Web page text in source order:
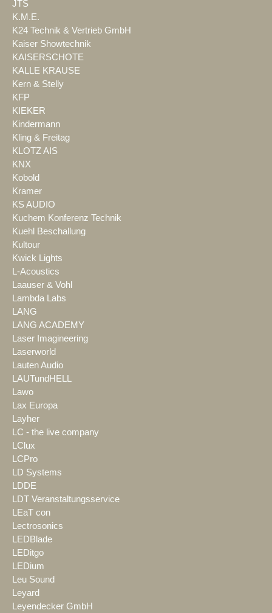
JTS
K.M.E.
K24 Technik & Vertrieb GmbH
Kaiser Showtechnik
KAISERSCHOTE
KALLE KRAUSE
Kern & Stelly
KFP
KIEKER
Kindermann
Kling & Freitag
KLOTZ AIS
KNX
Kobold
Kramer
KS AUDIO
Kuchem Konferenz Technik
Kuehl Beschallung
Kultour
Kwick Lights
L-Acoustics
Laauser & Vohl
Lambda Labs
LANG
LANG ACADEMY
Laser Imagineering
Laserworld
Lauten Audio
LAUTundHELL
Lawo
Lax Europa
Layher
LC - the live company
LClux
LCPro
LD Systems
LDDE
LDT Veranstaltungsservice
LEaT con
Lectrosonics
LEDBlade
LEDitgo
LEDium
Leu Sound
Leyard
Leyendecker GmbH